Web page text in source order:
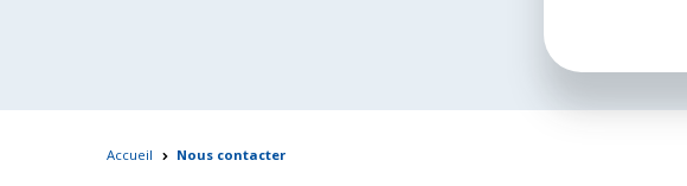
Accueil Nous contacter